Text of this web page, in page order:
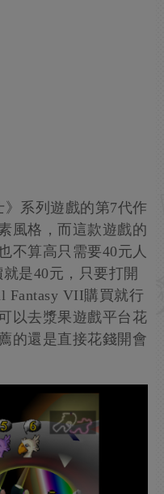
》系列遊戲的第7代作
風格，而這款遊戲的
不算高只需要40元人
是40元，只要打開
Fantasy VII購買就行
以去漿果遊戲平台花
的還是直接花錢開會